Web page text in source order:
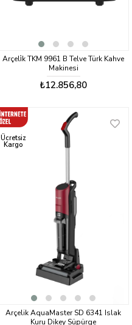
Arçeli̇k TKM 9961 B Telve Türk Kahve
Makinesi
₺12.856,80
Arçelik AquaMaster SD 6341 Islak
Kuru Dikey Süpürge
Ücretsiz
Kargo